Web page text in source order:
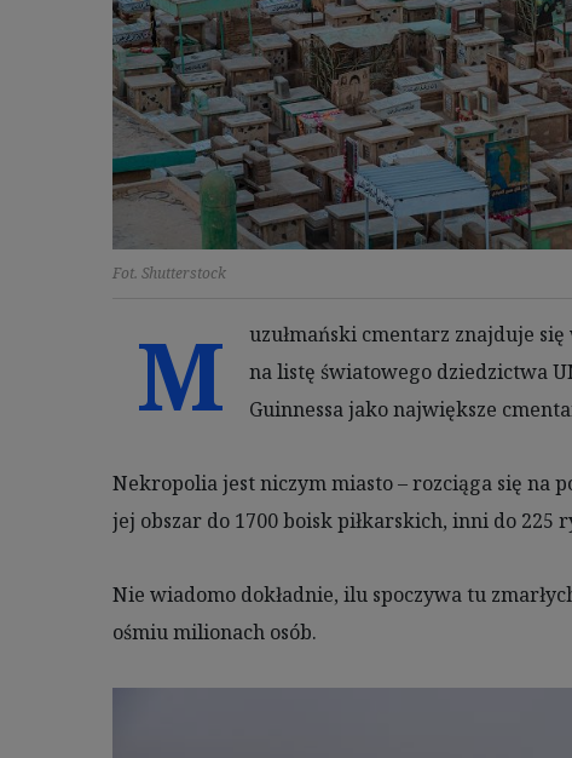
Fot. Shutterstock
M
uzułmański cmentarz znajduje
na listę światowego dziedzictwa
Guinnessa jako największe
Nekropolia jest niczym miasto – rozciąga się na
jej obszar do 1700 boisk piłkarskich, inni do 225
Nie wiadomo dokładnie, ilu spoczywa tu
ośmiu milionach osób.
My, nasi Zaufani Partnerzy i
dokładnych danych
Przechowywanie informacji
badnie odbiorców i